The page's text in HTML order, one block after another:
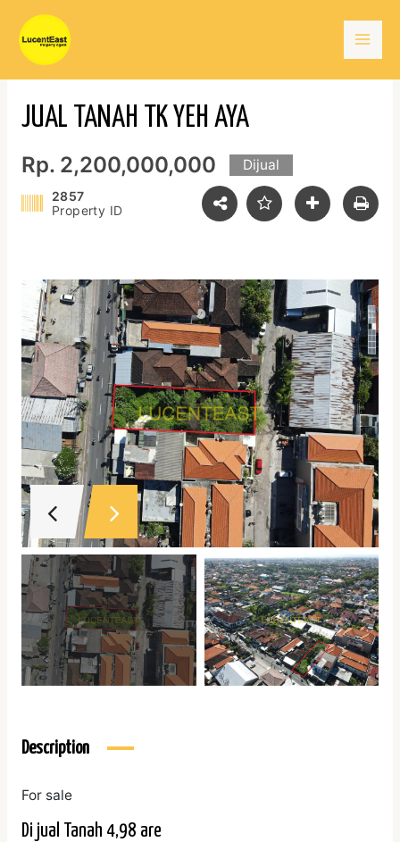
content
JUAL TANAH TK YEH AYA
Rp. 2,200,000,000 Dijual
2857
Property ID
Description
For sale
Di jual Tanah 4,98 are